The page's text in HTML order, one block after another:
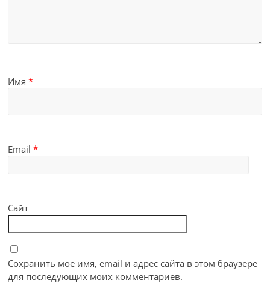
Имя*
Email*
Сайт
Сохранить моё имя, email и адрес сайта в этом браузере
для последующих моих комментариев.